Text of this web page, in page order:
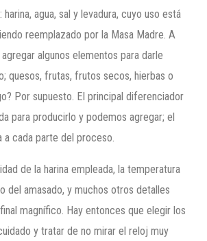
agua, sal y levadura, cuyo uso está
reemplazado por la Masa Madre. A
algunos elementos para darle
quesos, frutas, frutos secos, hierbas o
Por supuesto. El principal diferenciador
para producirlo y podemos agregar; el
a cada parte del proceso.
de la harina empleada, la temperatura
del amasado, y muchos otros detalles
magnífico. Hay entonces que elegir los
y tratar de no mirar el reloj muy